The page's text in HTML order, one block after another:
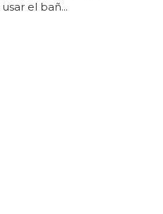
el bañ...